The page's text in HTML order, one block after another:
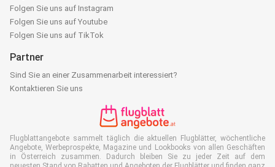
Folgen Sie uns auf Instagram
Folgen Sie uns auf Youtube
Folgen Sie uns auf TikTok
Partner
Sind Sie an einer Zusammenarbeit interessiert?
Kontaktieren Sie uns
Flugblattangebote sammelt täglich die aktuellen Flugblätter, wöchentliche
Angebote, Werbeprospekte, Magazine und Lookbooks von allen Geschäften
in Österreich zusammen. Dadurch bleiben Sie zu jeder Zeit auf dem